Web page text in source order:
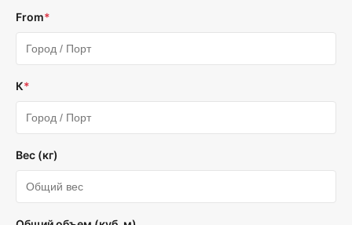
From*
К*
Вес (кг)